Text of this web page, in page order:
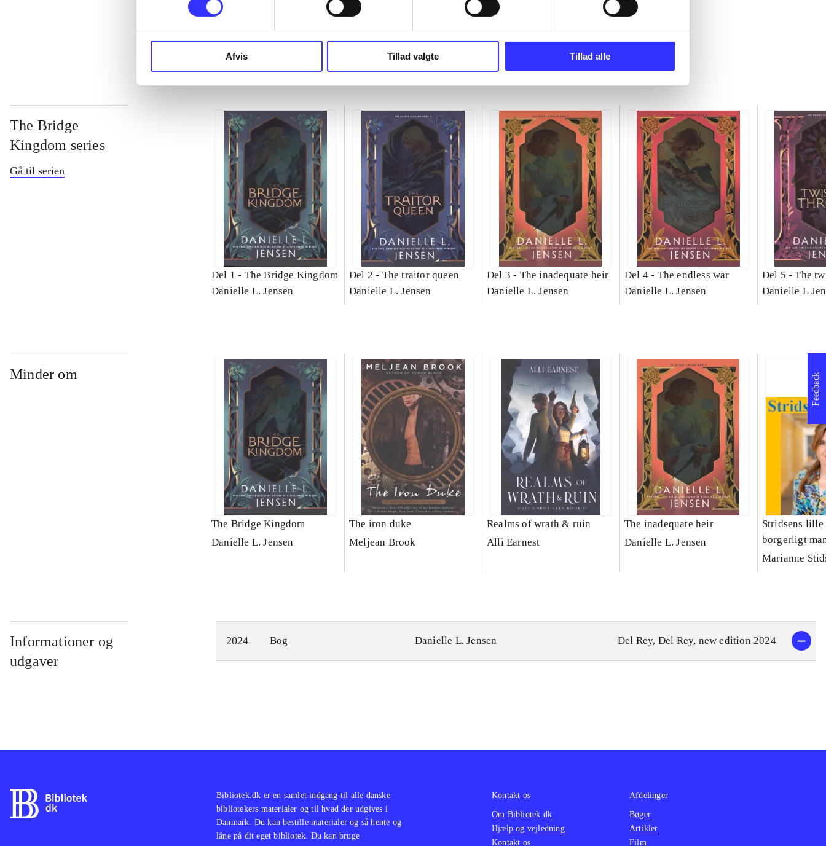
Afvis Tillad valgte Tillad alle
...
The Bridge
Kingdom series
Gå til serien
Del 1 - The Bridge Kingdom
Danielle L. Jensen
Del 2 - The traitor queen
Danielle L. Jensen
Del 3 - The inadequate heir
Danielle L. Jensen
Del 4 - The endless war
Danielle L. Jensen
Del 5 -The
Danielle L
Minder om
The Bridge Kingdom
Danielle L. Jensen
The iron duke
Meljean Brook
Realms of wrath & ruin
Alli Earnest
The inadequate heir
Danielle L. Jensen
Stridsens lille
borgerligt
til tiden
Marianne
Informationer og
udgaver
2024 Bog Danielle L. Jensen Del Rey, Del Rey, new edition 2024
Feedback
Bibliotek.dk er en samlet indgang til alle danske
bibliotekers materialer og til hvad der udgives i
Danmark. Du kan bestille materialer og så hente og
låne på dit eget bibliotek. Du kan bruge
Kontakt os
Om Bibliotek.dk
Hjælp og vejledning
Kontakt os
Afdelinger
Bøger
Artikler
Film